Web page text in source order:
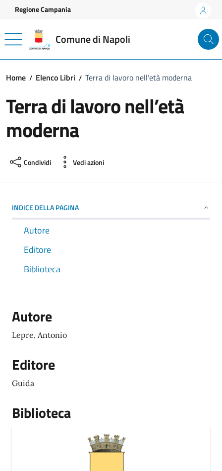
Vai ai contenuti
Vai al footer
Regione Campania
Comune di Napoli
Home Elenco Libri Terra di lavoro nell’età moderna
Terra di lavoro nell’età
moderna
Condividi Vedi azioni
INDICE DELLA PAGINA
Autore
Editore
Biblioteca
Autore
Lepre, Antonio
Editore
Guida
Biblioteca